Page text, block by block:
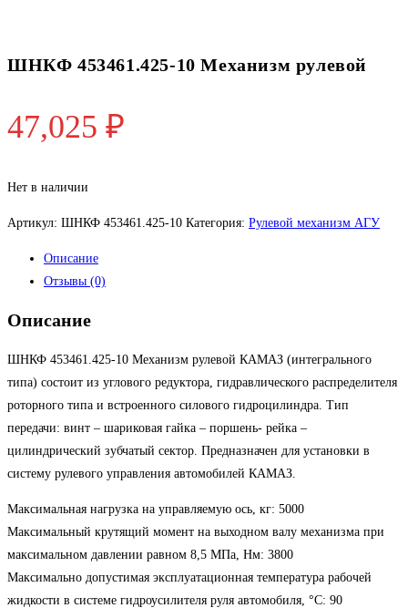
ШНКФ 453461.425-10 Механизм рулевой
47,025 ₽
Нет в наличии
Артикул: ШНКФ 453461.425-10 Категория: Рулевой механизм АГУ
Описание
Отзывы (0)
Описание
ШНКФ 453461.425-10 Механизм рулевой КАМАЗ (интегрального
типа) состоит из углового редуктора, гидравлического распределителя
роторного типа и встроенного силового гидроцилиндра. Тип
передачи: винт – шариковая гайка – поршень- рейка –
цилиндрический зубчатый сектор. Предназначен для установки в
систему рулевого управления автомобилей КАМАЗ.
Максимальная нагрузка на управляемую ось, кг: 5000
Максимальный крутящий момент на выходном валу механизма при
максимальном давлении равном 8,5 МПа, Нм: 3800
Максимально допустимая эксплуатационная температура рабочей
жидкости в системе гидроусилителя руля автомобиля, °С: 90